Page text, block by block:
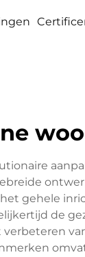
gehele
de